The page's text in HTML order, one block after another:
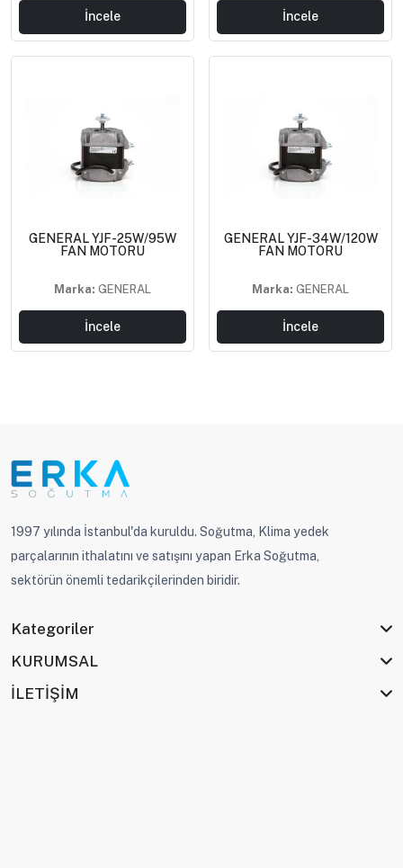
İncele İncele
GENERAL YJF-25W/95W
FAN MOTORU
Marka: GENERAL
İncele
GENERAL YJF-34W/120W
FAN MOTORU
Marka: GENERAL
İncele
1997 yılında İstanbul'da kuruldu. Soğutma, Klima yedek
parçalarının ithalatını ve satışını yapan Erka Soğutma,
sektörün önemli tedarikçilerinden biridir.
Kategoriler
KURUMSAL
İLETİŞİM